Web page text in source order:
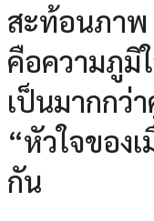
สะท้อนภาพ
คือความภูมิ
เป็นมากกว่
“หัวใจของ
กัน